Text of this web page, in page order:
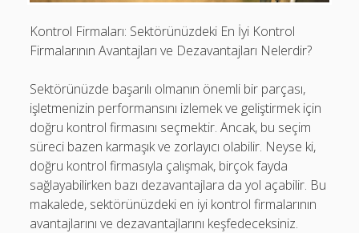
Kontrol Firmaları: Sektörünüzdeki En İyi Kontrol
Firmalarının Avantajları ve Dezavantajları Nelerdir?
Sektörünüzde başarılı olmanın önemli bir parçası,
işletmenizin performansını izlemek ve geliştirmek için
doğru kontrol firmasını seçmektir. Ancak, bu seçim
süreci bazen karmaşık ve zorlayıcı olabilir. Neyse ki,
doğru kontrol firmasıyla çalışmak, birçok fayda
sağlayabilirken bazı dezavantajlara da yol açabilir. Bu
makalede, sektörünüzdeki en iyi kontrol firmalarının
avantajlarını ve dezavantajlarını keşfedeceksiniz.